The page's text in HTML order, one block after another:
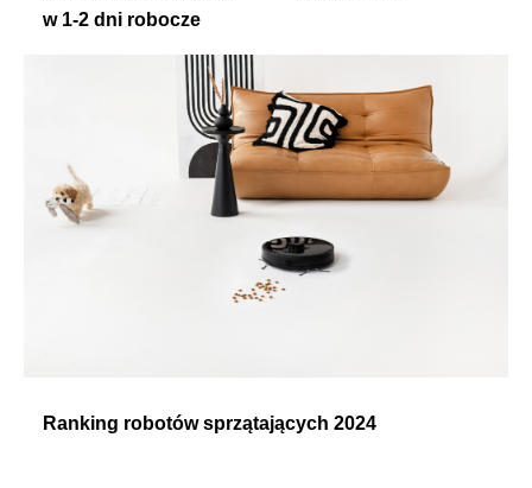
w 1-2 dni robocze
Ranking robotów sprzątających 2024